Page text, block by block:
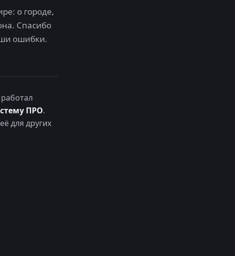
о городе,
Спасибо
ошибки.
ПРО.
для других